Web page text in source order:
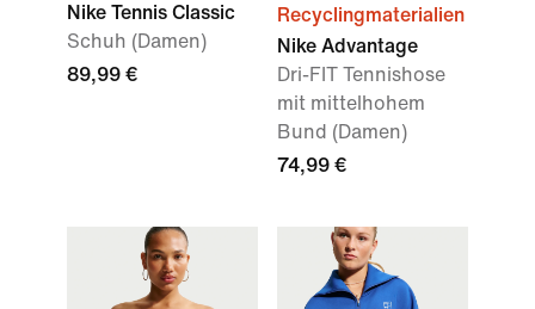
Nike Tennis Classic
Schuh (Damen)
89,99 €
Recyclingmaterialien
Nike Advantage
Dri-FIT Tennishose
mit mittelhohem
Bund (Damen)
74,99 €